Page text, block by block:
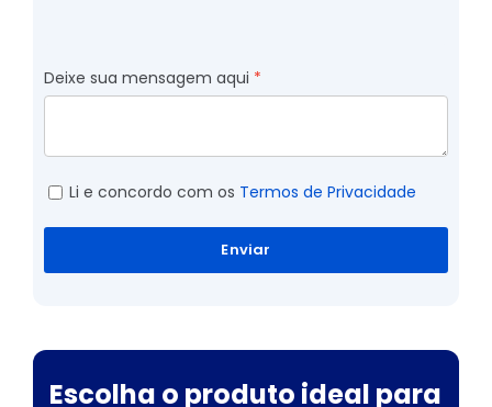
Deixe sua mensagem aqui
Li e concordo com os Termos de Privacidade
Enviar
Escolha o produto ideal para